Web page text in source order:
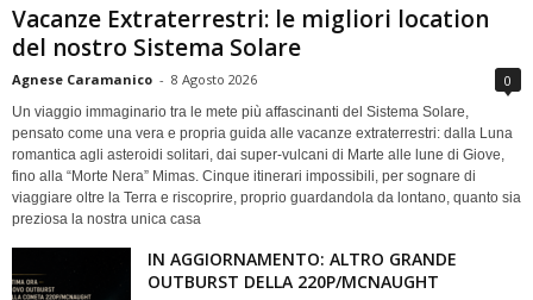
Vacanze Extraterrestri: le migliori location
del nostro Sistema Solare
Agnese Caramanico - 8 Agosto 2026 0
Un viaggio immaginario tra le mete più affascinanti del Sistema Solare,
pensato come una vera e propria guida alle vacanze extraterrestri: dalla Luna
romantica agli asteroidi solitari, dai super-vulcani di Marte alle lune di Giove,
fino alla “Morte Nera” Mimas. Cinque itinerari impossibili, per sognare di
viaggiare oltre la Terra e riscoprire, proprio guardandola da lontano, quanto sia
preziosa la nostra unica casa
IN AGGIORNAMENTO: ALTRO GRANDE
OUTBURST DELLA 220P/MCNAUGHT